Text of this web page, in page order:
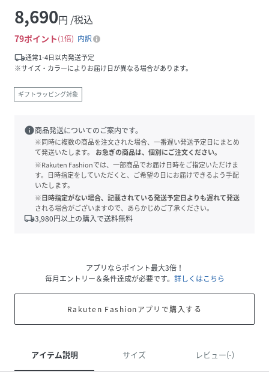
8,690円 /税込
79ポイント 1倍
内訳
local_shipping通常1-4日以内発送予定
※サイズ・カラーによりお届け日が異なる場合があります。
ギフトラッピング対象
info商品発送についてのご案内です。
※同時に複数の商品を注文された場合、一番遅い発送予定日にまとめ
て発送いたします。
お急ぎの商品は、個別にご注文ください。
※Rakuten Fashionでは、一部商品でお届け日時をご指定いただけま
す。日時指定をしていただくと、ご希望の日にお届けできるよう手配
いたします。
※日時指定がない場合、記載されている発送予定日よりも遅れて発送
される場合がございますので、あらかじめご了承ください。
local_shipping3,980円以上の購入で送料無料
アプリならポイント最大3倍！
毎月エントリー＆条件達成が必要です。 詳しくはこちら
Rakuten Fashionアプリで購入する
アイテム説明 サイズ レビュー(-)